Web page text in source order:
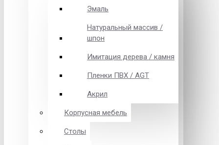
Эмаль
Натуральный массив /
шпон
Имитация дерева / камня
Пленки ПВХ / AGT
Акрил
Корпусная мебель
Столы